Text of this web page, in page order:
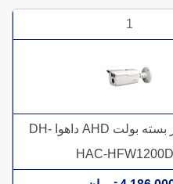
1
دوربین مدار بسته بولت AHD داهوا DH-
HAC-